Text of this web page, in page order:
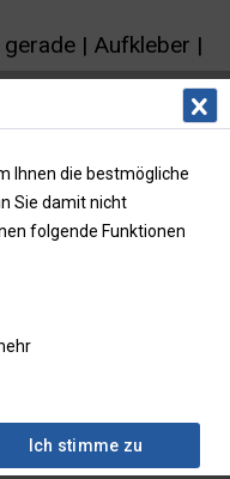
| Aufkleber |
Ihnen die bestmögliche
Sie damit nicht
folgende Funktionen
Ich stimme zu